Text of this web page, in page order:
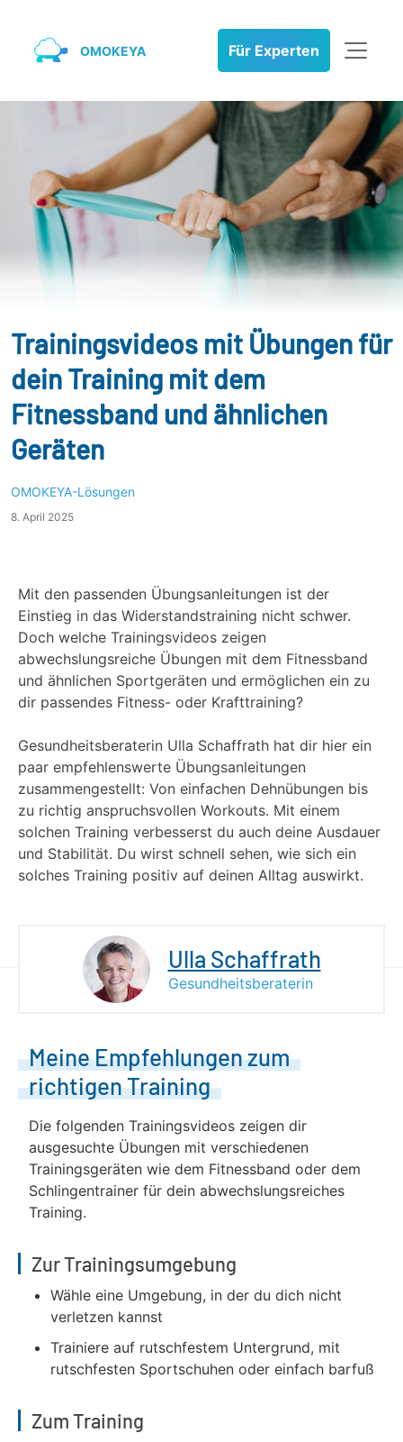
OMOKEYA Für Experten
Trainingsvideos mit Übungen für
dein Training mit dem
Fitnessband und ähnlichen
Geräten
OMOKEYA-Lösungen
8. April 2025
Mit den passenden Übungsanleitungen ist der
Einstieg in das Widerstandstraining nicht schwer.
Doch welche Trainingsvideos zeigen
abwechslungsreiche Übungen mit dem Fitnessband
und ähnlichen Sportgeräten und ermöglichen ein zu
dir passendes Fitness- oder Krafttraining?
Gesundheitsberaterin Ulla Schaffrath hat dir hier ein
paar empfehlenswerte Übungsanleitungen
zusammengestellt: Von einfachen Dehnübungen bis
zu richtig anspruchsvollen Workouts. Mit einem
solchen Training verbesserst du auch deine Ausdauer
und Stabilität. Du wirst schnell sehen, wie sich ein
solches Training positiv auf deinen Alltag auswirkt.
Ulla Schaffrath
Gesundheitsberaterin
Meine Empfehlungen zum
richtigen Training
Die folgenden Trainingsvideos zeigen dir
ausgesuchte Übungen mit verschiedenen
Trainingsgeräten wie dem Fitnessband oder dem
Schlingentrainer für dein abwechslungsreiches
Training.
Zur Trainingsumgebung
Wähle eine Umgebung, in der du dich nicht
verletzen kannst
Trainiere auf rutschfestem Untergrund, mit
rutschfesten Sportschuhen oder einfach barfuß
Zum Training